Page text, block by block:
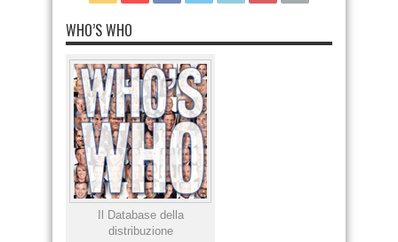
WHO’S WHO
Il Database della
distribuzione